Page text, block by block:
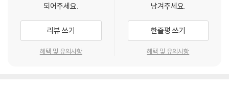
되어주세요.
리뷰 쓰기
혜택 및 유의사항
남겨주세요.
한줄평 쓰기
혜택 및 유의사항